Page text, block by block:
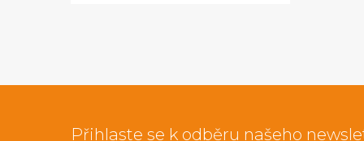
Přihlaste se k odběru našeho